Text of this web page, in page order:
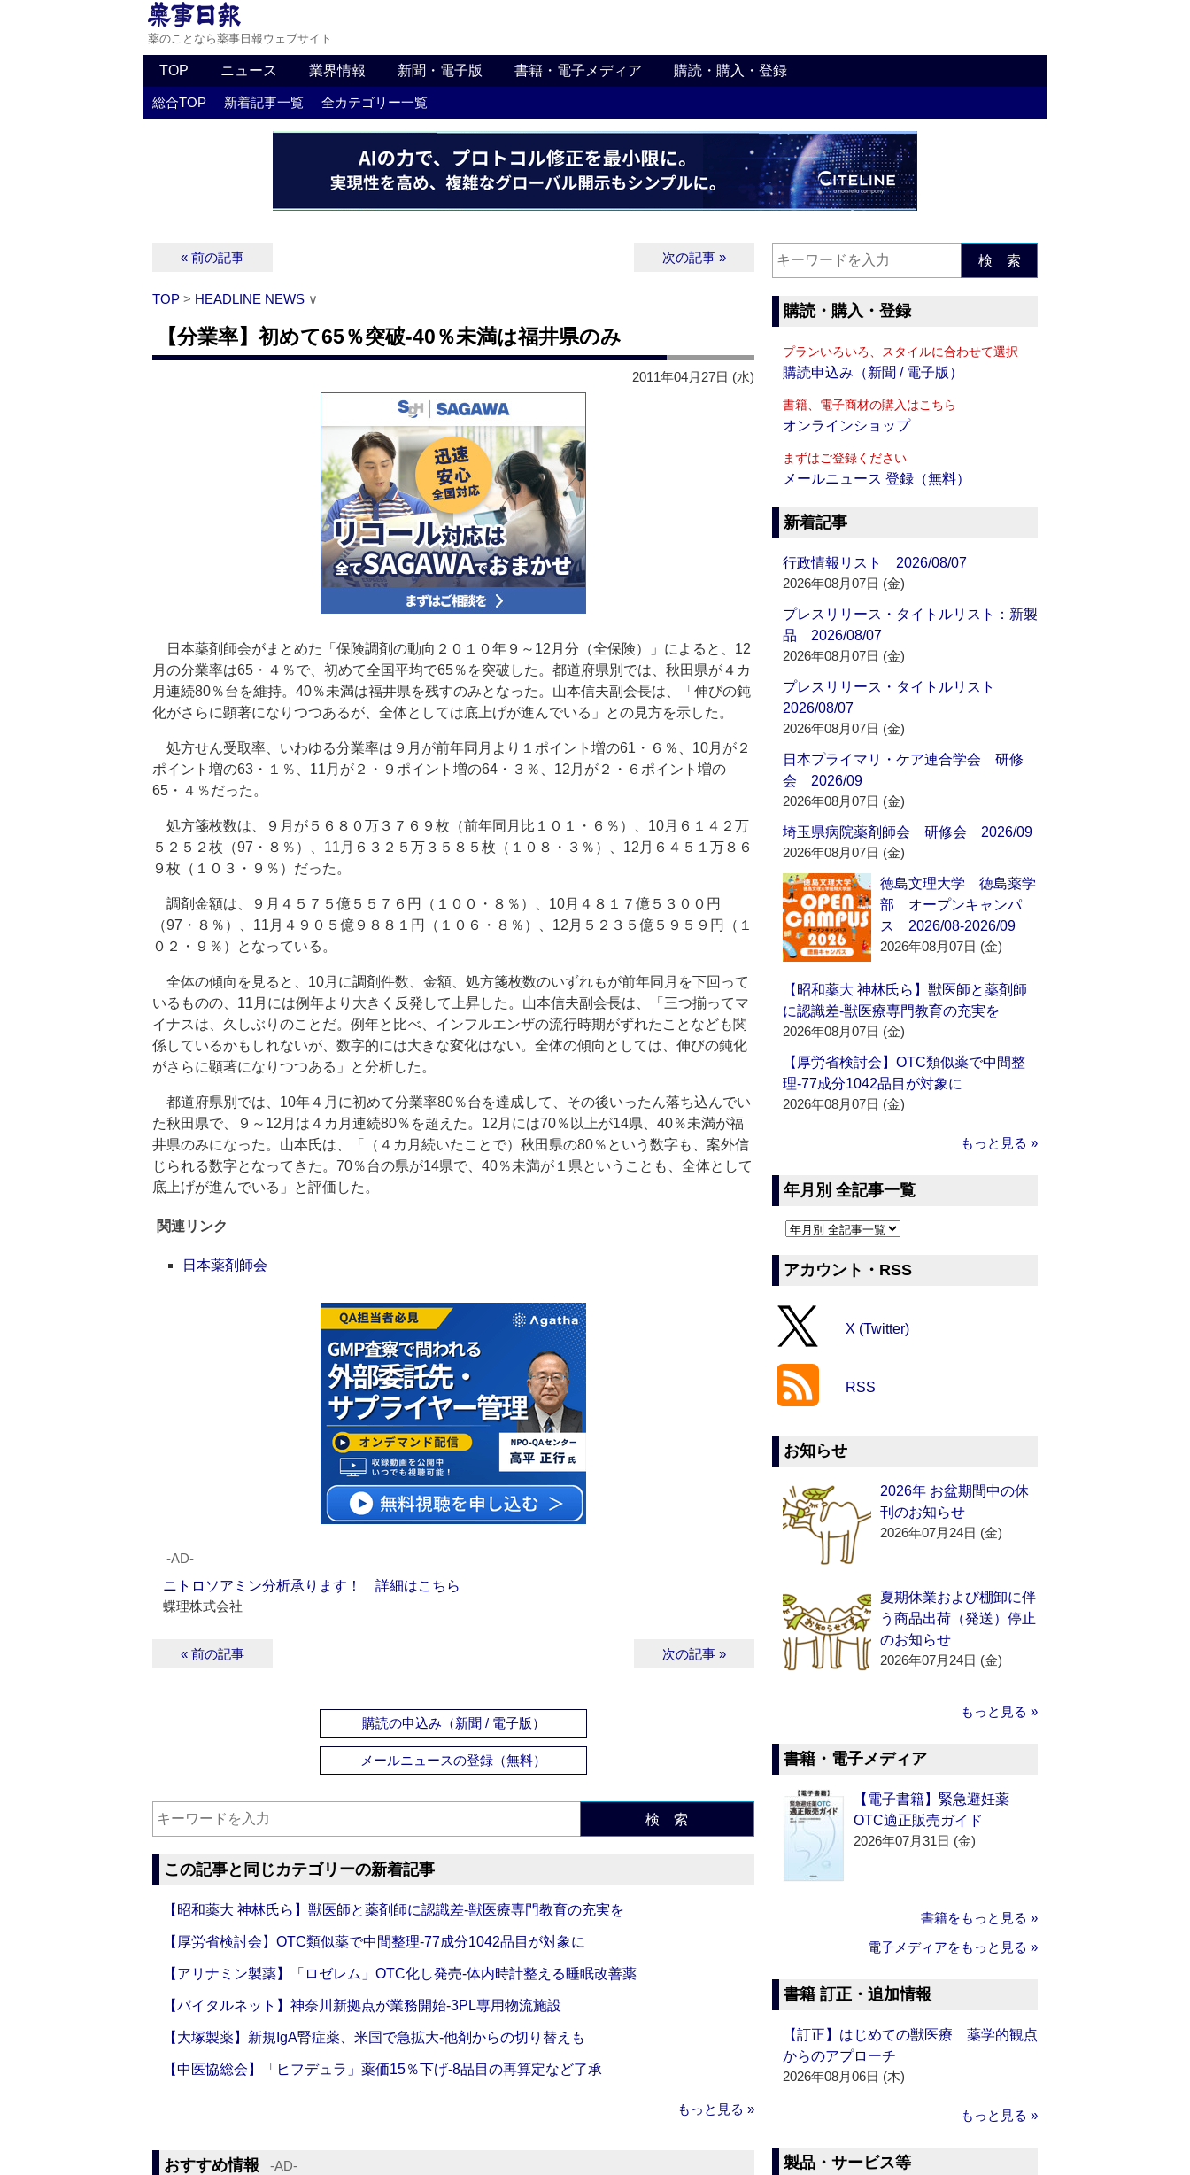
薬のことなら薬事日報ウェブサイト
TOP ニュース 業界情報 新聞・電子版 書籍・電子メディア 購読・購入・登録
総合TOP 新着記事一覧 全カテゴリー一覧
« 前の記事 次の記事 »
TOP > HEADLINE NEWS ∨
【分業率】初めて65％突破‐40％未満は福井県のみ
2011年04月27日 (水)
日本薬剤師会がまとめた「保険調剤の動向２０１０年９～12月分（全保険）」によると、12
月の分業率は65・４％で、初めて全国平均で65％を突破した。都道府県別では、秋田県が４カ
月連続80％台を維持。40％未満は福井県を残すのみとなった。山本信夫副会長は、「伸びの鈍
化がさらに顕著になりつつあるが、全体としては底上げが進んでいる」との見方を示した。
処方せん受取率、いわゆる分業率は９月が前年同月より１ポイント増の61・６％、10月が２
ポイント増の63・１％、11月が２・９ポイント増の64・３％、12月が２・６ポイント増の
65・４％だった。
処方箋枚数は、９月が５６８０万３７６９枚（前年同月比１０１・６％）、10月６１４２万
５２５２枚（97・８％）、11月６３２５万３５８５枚（１０８・３％）、12月６４５１万８６
９枚（１０３・９％）だった。
調剤金額は、９月４５７５億５５７６円（１００・８％）、10月４８１７億５３００円
（97・８％）、11月４９０５億９８８１円（１０６・８％）、12月５２３５億５９５９円（１
０２・９％）となっている。
全体の傾向を見ると、10月に調剤件数、金額、処方箋枚数のいずれもが前年同月を下回って
いるものの、11月には例年より大きく反発して上昇した。山本信夫副会長は、「三つ揃ってマ
イナスは、久しぶりのことだ。例年と比べ、インフルエンザの流行時期がずれたことなども関
係しているかもしれないが、数字的には大きな変化はない。全体の傾向としては、伸びの鈍化
がさらに顕著になりつつある」と分析した。
都道府県別では、10年４月に初めて分業率80％台を達成して、その後いったん落ち込んでい
た秋田県で、９～12月は４カ月連続80％を超えた。12月には70％以上が14県、40％未満が福
井県のみになった。山本氏は、「（４カ月続いたことで）秋田県の80％という数字も、案外信
じられる数字となってきた。70％台の県が14県で、40％未満が１県ということも、全体として
底上げが進んでいる」と評価した。
関連リンク
日本薬剤師会
‐AD‐
ニトロソアミン分析承ります！ 詳細はこちら
蝶理株式会社
« 前の記事 次の記事 »
購読の申込み（新聞 / 電子版）
メールニュースの登録（無料）
検 索
この記事と同じカテゴリーの新着記事
【昭和薬大 神林氏ら】獣医師と薬剤師に認識差‐獣医療専門教育の充実を
【厚労省検討会】OTC類似薬で中間整理‐77成分1042品目が対象に
【アリナミン製薬】「ロゼレム」OTC化し発売‐体内時計整える睡眠改善薬
【バイタルネット】神奈川新拠点が業務開始‐3PL専用物流施設
【大塚製薬】新規IgA腎症薬、米国で急拡大‐他剤からの切り替えも
【中医協総会】「ヒフデュラ」薬価15％下げ‐8品目の再算定など了承
もっと見る »
おすすめ情報 ‐AD‐
検 索
購読・購入・登録
プランいろいろ、スタイルに合わせて選択
購読申込み（新聞 / 電子版）
書籍、電子商材の購入はこちら
オンラインショップ
まずはご登録ください
メールニュース 登録（無料）
新着記事
行政情報リスト 2026/08/07
2026年08月07日 (金)
プレスリリース・タイトルリスト：新製
品 2026/08/07
2026年08月07日 (金)
プレスリリース・タイトルリスト
2026/08/07
2026年08月07日 (金)
日本プライマリ・ケア連合学会 研修
会 2026/09
2026年08月07日 (金)
埼玉県病院薬剤師会 研修会 2026/09
2026年08月07日 (金)
徳島文理大学 徳島薬学
部 オープンキャンパ
ス 2026/08-2026/09
2026年08月07日 (金)
【昭和薬大 神林氏ら】獣医師と薬剤師
に認識差‐獣医療専門教育の充実を
2026年08月07日 (金)
【厚労省検討会】OTC類似薬で中間整
理‐77成分1042品目が対象に
2026年08月07日 (金)
もっと見る »
年月別 全記事一覧
アカウント・RSS
X (Twitter)
RSS
お知らせ
2026年 お盆期間中の休
刊のお知らせ
2026年07月24日 (金)
夏期休業および棚卸に伴
う商品出荷（発送）停止
のお知らせ
2026年07月24日 (金)
もっと見る »
書籍・電子メディア
【電子書籍】緊急避妊薬
OTC適正販売ガイド
2026年07月31日 (金)
書籍をもっと見る »
電子メディアをもっと見る »
書籍 訂正・追加情報
【訂正】はじめての獣医療 薬学的観点
からのアプローチ
2026年08月06日 (木)
もっと見る »
製品・サービス等